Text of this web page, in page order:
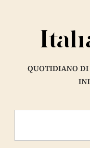
QUOTIDIANO